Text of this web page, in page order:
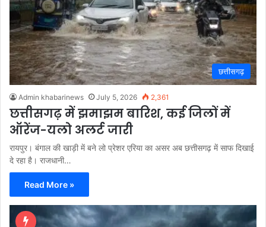
छत्तीसगढ़
Admin khabarinews July 5, 2026 2,361
छत्तीसगढ़ में झमाझम बारिश, कई जिलों में
ऑरेंज-यलो अलर्ट जारी
रायपुर। बंगाल की खाड़ी में बने लो प्रेशर एरिया का असर अब छत्तीसगढ़ में साफ दिखाई
दे रहा है। राजधानी…
Read More »